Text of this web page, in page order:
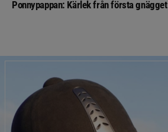
Ponnypappan: Kärlek från första gnägget